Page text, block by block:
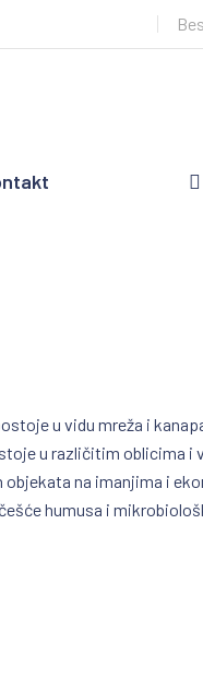
u vidu mreža i
u različitim oblicima
na imanjima i
humusa i